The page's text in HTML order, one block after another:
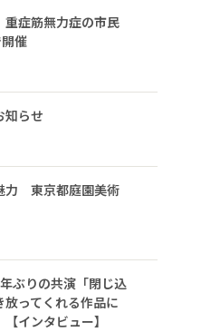
症筋無力症の市民
催
知らせ
力 東京都庭園美術
ぶりの共演「閉じ込
ってくれる作品に
インタビュー】